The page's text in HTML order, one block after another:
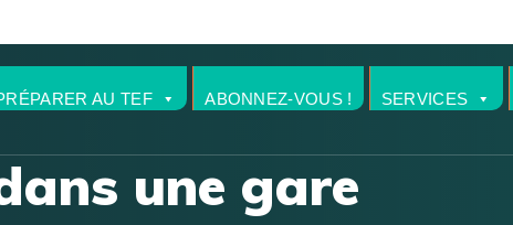
AU TEF ABONNEZ-VOUS ! SERVICES
une gare